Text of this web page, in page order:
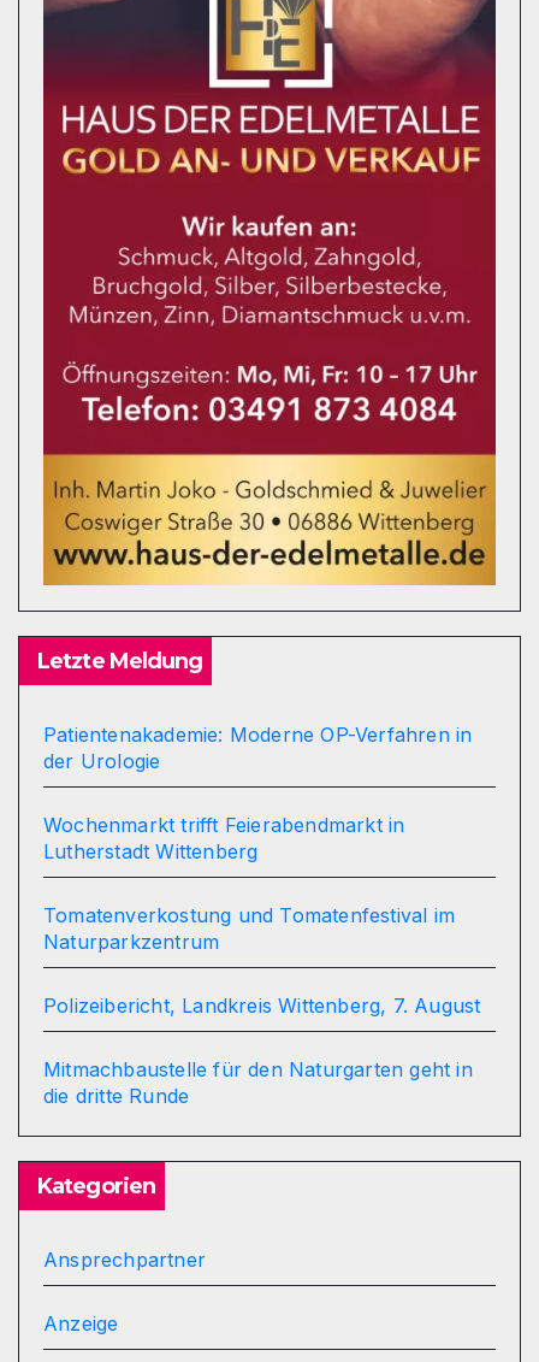
Letzte Meldung
Patientenakademie: Moderne OP-Verfahren in
der Urologie
Wochenmarkt trifft Feierabendmarkt in
Lutherstadt Wittenberg
Tomatenverkostung und Tomatenfestival im
Naturparkzentrum
Polizeibericht, Landkreis Wittenberg, 7. August
Mitmachbaustelle für den Naturgarten geht in
die dritte Runde
Kategorien
Ansprechpartner
Anzeige